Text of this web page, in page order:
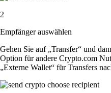
2
Empfänger auswählen
Gehen Sie auf „Transfer“ und
Option für andere Crypto.com
„Externe Wallet“ für Transfers